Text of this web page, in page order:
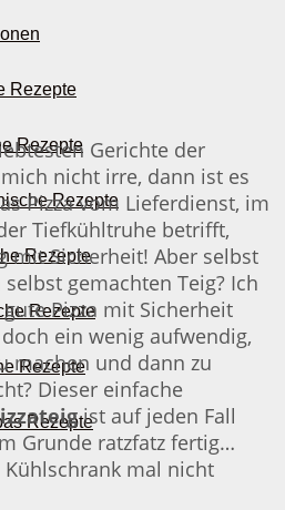
Rezepte
Rezepte
Rezepte
Rezepte
Rezepte
Rezepte
Rezepte
Gerichte der
nicht irre, dann ist es
Pizza vom Lieferdienst, im
Tiefkühltruhe betrifft,
mit Sicherheit! Aber selbst
gemachten Teig? Ich
Pizza mit Sicherheit
ein wenig aufwendig,
machen und dann zu
Dieser einfache
ist auf jeden Fall
Grunde ratzfatz fertig…
mal nicht